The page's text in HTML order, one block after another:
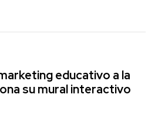
educativo a la
su mural interactivo